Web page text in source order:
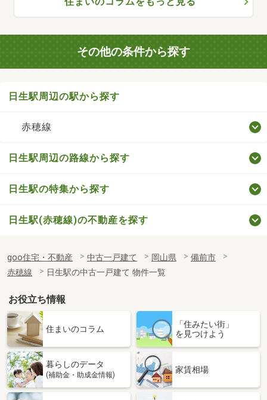
その他の条件から探す
日生駅周辺の駅から探す
赤穂線
日生駅周辺の路線から探す
日生駅の特集から探す
日生駅(赤穂線)の不動産を探す
goo住宅・不動産 中古一戸建て 岡山県
備前市
赤穂線
日生駅の中古一戸建て 物件一覧
お役立ち情報
住まいのコラム
「住みたい街」
を見つけよう
暮らしのデータ
(補助金・助成金情報)
家賃相場